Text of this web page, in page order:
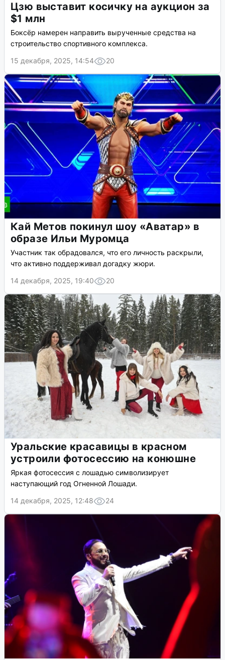
Цзю выставит косичку на аукцион за
$1 млн
Боксёр намерен направить вырученные средства на
строительство спортивного комплекса.
15 декабря, 2025, 14:54
20
Кай Метов покинул шоу «Аватар» в
образе Ильи Муромца
Участник так обрадовался, что его личность раскрыли,
что активно поддерживал догадку жюри.
14 декабря, 2025, 19:40
20
Уральские красавицы в красном
устроили фотосессию на конюшне
Яркая фотосессия с лошадью символизирует
наступающий год Огненной Лошади.
14 декабря, 2025, 12:48
24